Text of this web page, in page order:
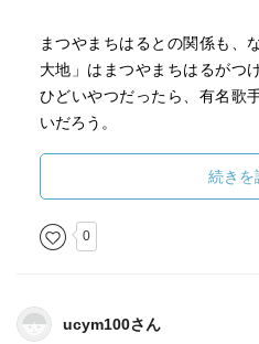
まつやまちはるとの関係も、
大地」はまつやまちはるがつ
ひどいやつだったら、有名歌
いだろう。
人生、なにがあるかわから
も、信念があればやりなお
た。
続きを
0
ucym100さん